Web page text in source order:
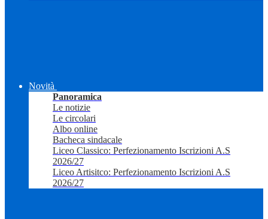
Novità
Panoramica
Le notizie
Le circolari
Albo online
Bacheca sindacale
Liceo Classico: Perfezionamento Iscrizioni A.S
2026/27
Liceo Artisitco: Perfezionamento Iscrizioni A.S
2026/27